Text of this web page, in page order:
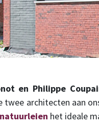
en Philippe
twee architecten aan
natuurleien het ideale